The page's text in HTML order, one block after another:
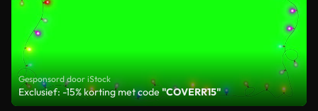
Gesponsord door iStock
Exclusief: -15% korting met code"COVERR15"